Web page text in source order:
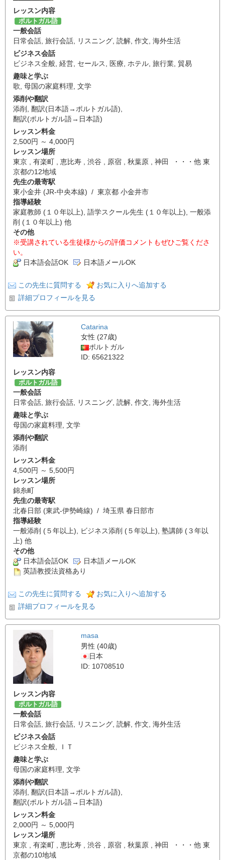
レッスン内容
ポルトガル語
一般会話
日常会話 旅行会話 リスニング 読解 作文 海外生活
ビジネス会話
ビジネス全般 経営 セールス 医療 ホテル 旅行業 貿易
趣味と学ぶ
歌 母国の家庭料理 文学
添削や翻訳
添削
翻訳(日本語→ポルトガル語)
翻訳(ポルトガル語→日本語)
レッスン料金
2,500円 ～ 4,000円
レッスン場所
東京 , 有楽町 , 恵比寿 , 渋谷 , 原宿 , 秋葉原 , 神田 ・・・他 東
京都の12地域
先生の最寄駅
東小金井 (JR-中央本線) / 東京都 小金井市
指導経験
家庭教師 (１０年以上), 語学スクール先生 (１０年以上), 一般添
削 (１０年以上) 他
その他
※受講されている生徒様からの評価コメントもぜひご覧くださ
い。
日本語会話OK
日本語メールOK
この先生に質問する
お気に入りへ追加する
詳細プロフィールを見る
Catarina
女性 (27歳)
ポルトガル
ID: 65621322
レッスン内容
ポルトガル語
一般会話
日常会話, 旅行会話, リスニング, 読解, 作文, 海外生活
趣味と学ぶ
母国の家庭料理, 文学
添削や翻訳
添削
レッスン料金
4,500円 ～ 5,500円
レッスン場所
錦糸町
先生の最寄駅
北春日部 (東武-伊勢崎線) / 埼玉県 春日部市
指導経験
一般添削 (５年以上), ビジネス添削 (５年以上), 塾講師 (３年以
上) 他
その他
日本語会話OK
日本語メールOK
英語教授法資格あり
この先生に質問する
お気に入りへ追加する
詳細プロフィールを見る
masa
男性 (40歳)
日本
ID: 10708510
レッスン内容
ポルトガル語
一般会話
日常会話 旅行会話 リスニング 読解 作文 海外生活
ビジネス会話
ビジネス全般
ＩＴ
趣味と学ぶ
母国の家庭料理 文学
添削や翻訳
添削 翻訳(日本語→ポルトガル語)
翻訳(ポルトガル語→日本語)
レッスン料金
2,000円 ～ 5,000円
レッスン場所
東京 , 有楽町 , 恵比寿 , 渋谷 , 原宿 , 秋葉原 , 神田 ・・・他 東
京都の10地域